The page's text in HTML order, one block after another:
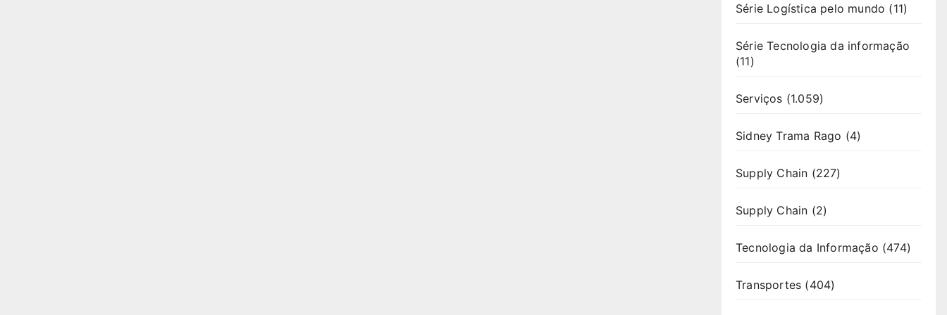
Série Logística pelo mundo (11)
Série Tecnologia da informação
(11)
Serviços (1.059)
Sidney Trama Rago (4)
Supply Chain (227)
Supply Chain (2)
Tecnologia da Informação (474)
Transportes (404)